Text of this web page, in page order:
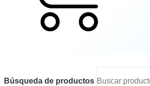
Búsqueda de productos